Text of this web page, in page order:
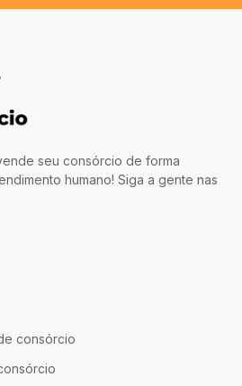
seu consórcio de forma
humano! Siga a gente nas
consórcio